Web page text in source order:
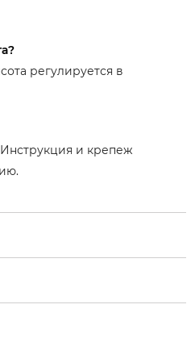
регулируется в
и крепеж